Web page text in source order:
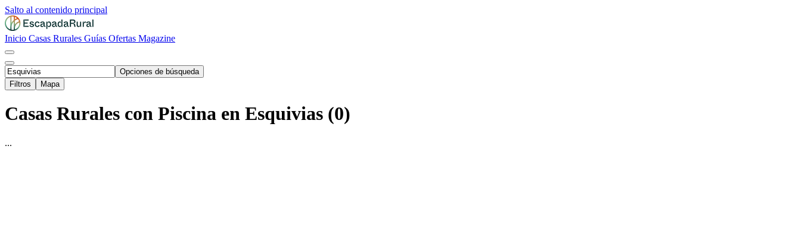
Salto al contenido principal
Inicio Casas Rurales Guías Ofertas Magazine
Opciones de búsqueda
Filtros
Mapa
Casas Rurales con Piscina en Esquivias (0)
...